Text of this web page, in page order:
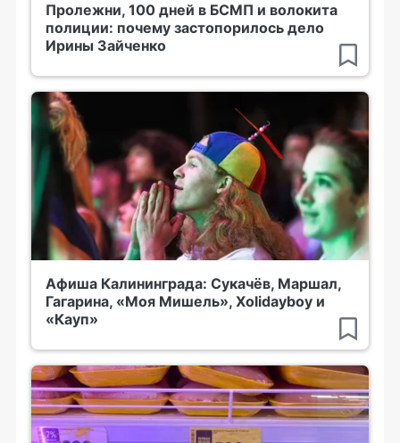
Пролежни, 100 дней в БСМП и волокита
полиции: почему застопорилось дело
Ирины Зайченко
Афиша Калининграда: Сукачёв, Маршал,
Гагарина, «Моя Мишель», Xolidayboy и
«Кауп»